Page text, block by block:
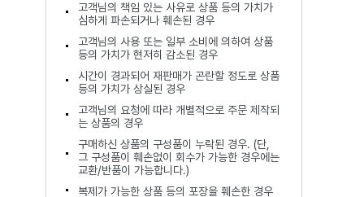
고객님의 책임 있는 사유로 상품 등의 가치가
심하게 파손되거나 훼손된 경우
고객님의 사용 또는 일부 소비에 의하여 상품
등의 가치가 현저히 감소된 경우
시간이 경과되어 재판매가 곤란할 정도로 상품
등의 가치가 상실된 경우
고객님의 요청에 따라 개별적으로 주문 제작되
는 상품의 경우
구매하신 상품의 구성품이 누락된 경우. (단,
그 구성품이 훼손없이 회수가 가능한 경우에는
교환/반품이 가능합니다.)
복제가 가능한 상품 등의 포장을 훼손한 경우